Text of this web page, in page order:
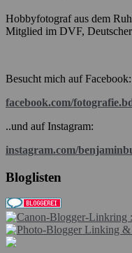
Hobbyfotograf aus dem
Mitglied im DVF,
Besucht mich auf Facebook:
facebook.com/
..und auf Instagram:
instagram.com/
Bloglisten